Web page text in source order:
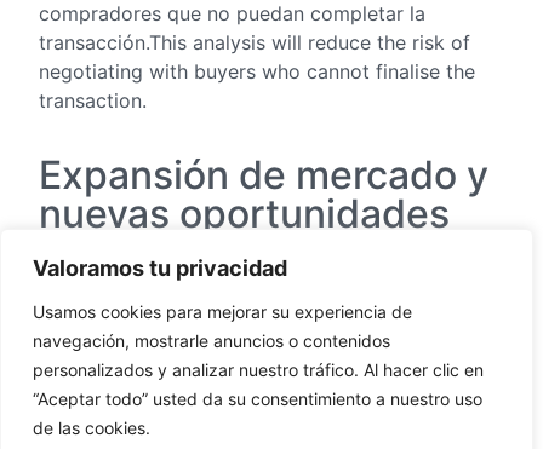
Valoramos tu privacidad
Usamos cookies para mejorar su experiencia de
navegación, mostrarle anuncios o contenidos
personalizados y analizar nuestro tráfico. Al hacer clic en
“Aceptar todo” usted da su consentimiento a nuestro uso
de las cookies.
compradores que no puedan completar la
transacción.This analysis will reduce the risk of
negotiating with buyers who cannot finalise the
transaction.
Expansión de mercado y
nuevas oportunidades
Un criterio clave en la selección de compradores es
su potencial para expandir el negocio adquirido a
nuevas geografías o segmentos de clientes
deben evaluar:
Empresas que buscanentrada rápida en
mercados